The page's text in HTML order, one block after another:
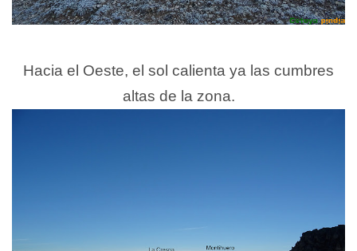
Hacia el Oeste, el sol calienta ya las cumbres
altas de la zona.